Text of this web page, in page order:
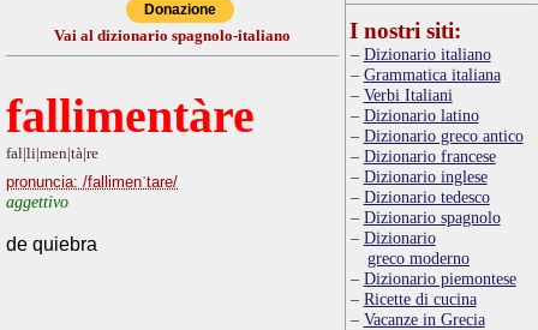
Donazione
Vai al dizionario spagnolo-italiano
fallimentàre
fal|li|men|tà|re
pronuncia: /fallimenˈtare/
aggettivo
de quiebra
I nostri siti:
Dizionario italiano
Grammatica italiana
Verbi Italiani
Dizionario latino
Dizionario greco antico
Dizionario francese
Dizionario inglese
Dizionario tedesco
Dizionario spagnolo
Dizionario
greco moderno
Dizionario piemontese
Ricette di cucina
Vacanze in Grecia